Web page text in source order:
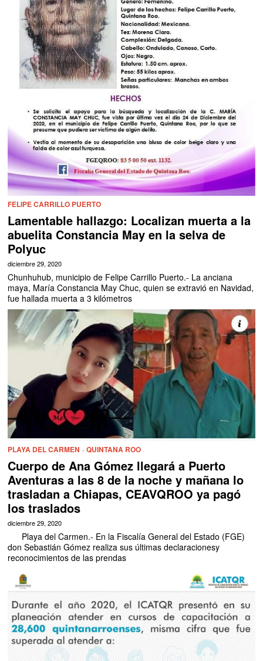
FELIPE CARRILLO PUERTO
Lamentable hallazgo: Localizan muerta a la
abuelita Constancia May en la selva de
Polyuc
diciembre 29, 2020
Chunhuhub, municipio de Felipe Carrillo Puerto.- La anciana
maya, María Constancia May Chuc, quien se extravió en Navidad,
fue hallada muerta a 3 kilómetros
PLAYA DEL CARMEN · QUINTANA ROO
Cuerpo de Ana Gómez llegará a Puerto
Aventuras a las 8 de la noche y mañana lo
trasladan a Chiapas, CEAVQROO ya pagó
los traslados
diciembre 29, 2020
Playa del Carmen.- En la Fiscalía General del Estado (FGE)
don Sebastián Gómez realiza sus últimas declaracionesy
reconocimientos de las prendas